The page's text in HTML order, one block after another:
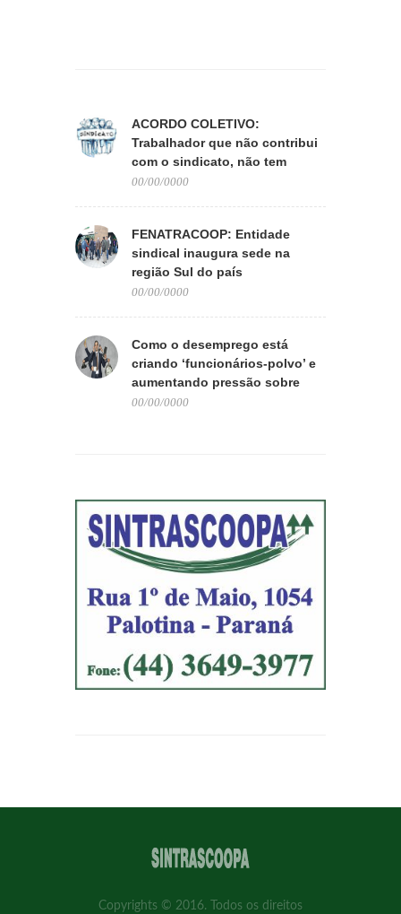
ACORDO COLETIVO:
Trabalhador que não contribui
com o sindicato, não tem
direito aos benefícios
00/00/0000
FENATRACOOP: Entidade
sindical inaugura sede na
região Sul do país
00/00/0000
Como o desemprego está
criando ‘funcionários-polvo’ e
aumentando pressão sobre
quem trabalha
00/00/0000
Copyrights © 2016. Todos os direitos